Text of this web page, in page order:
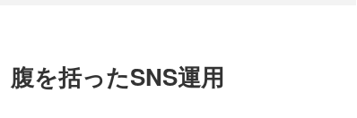
を括ったSNS運用